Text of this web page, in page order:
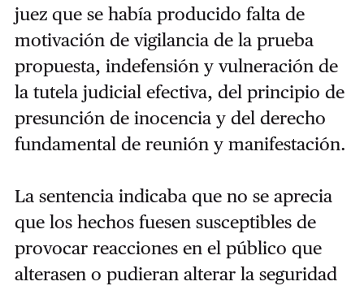
juez que se había producido falta de
motivación de vigilancia de la prueba
propuesta, indefensión y vulneración de
la tutela judicial efectiva, del principio de
presunción de inocencia y del derecho
fundamental de reunión y manifestación.
La sentencia indicaba que no se aprecia
que los hechos fuesen susceptibles de
provocar reacciones en el público que
alterasen o pudieran alterar la seguridad